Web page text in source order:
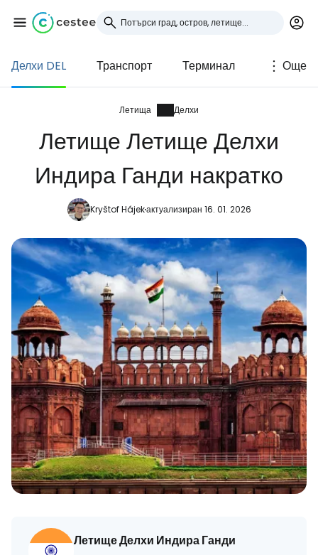
Делхи DEL Транспорт Терминал Още
Летища Делхи
Летище Летище Делхи
Индира Ганди накратко
Kryštof Hájekактуализиран 16. 01. 2026
Летище Делхи Индира Ганди
Влезте в Cestee
... световната общност на туристите
Продължете с Google
Продължете с Facebook
Продължете с имейл